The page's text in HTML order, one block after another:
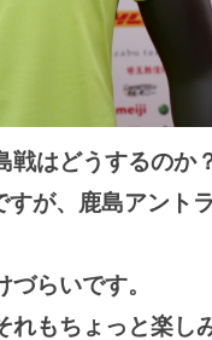
戦はどうするのか
すが、鹿島アント
らいです。
もちょっと楽し